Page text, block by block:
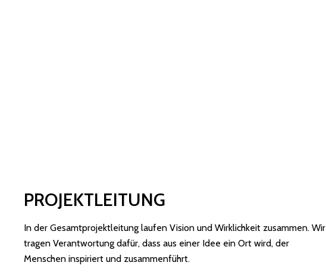
PROJEKTLEITUNG
In der Gesamtprojektleitung laufen Vision und Wirklichkeit zusammen. Wir
tragen Verantwortung dafür, dass aus einer Idee ein Ort wird, der
Menschen inspiriert und zusammenführt.